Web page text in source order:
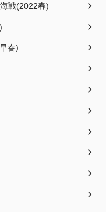
戦(2022春)
春)